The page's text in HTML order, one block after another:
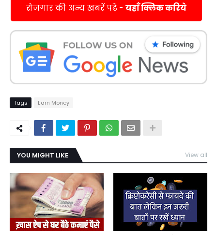
रोजगार की अन्य खबरें पढें - यहाँ क्लिक करिये
Tags Earn Money
YOU MIGHT LIKE View all